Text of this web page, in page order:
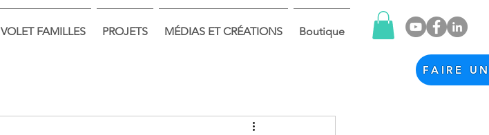
VOLET FAMILLES PROJETS MÉDIAS ET CRÉATIONS Boutique
FAIRE